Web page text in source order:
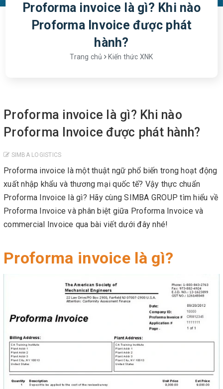
Proforma invoice là gì? Khi nào
Proforma Invoice được phát
hành?
Trang chủ Kiến thức XNK
Proforma invoice là gì? Khi nào
Proforma Invoice được phát hành?
SIMBA LOGISTICS
Proforma invoice là một thuật ngữ phổ biến trong hoạt động
xuất nhập khẩu và thương mại quốc tế? Vậy thực chuẩn
Proforma Invoice là gì? Hãy cùng SIMBA GROUP tìm hiểu về
Proforma Invoice và phân biệt giữa Proforma Invoice và
commercial Invoice qua bài viết dưới đây nhé!
Proforma invoice là gì?